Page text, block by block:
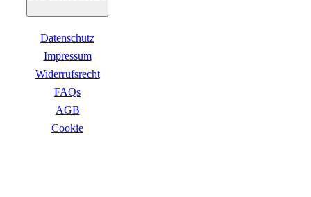
Datenschutz
Impressum
Widerrufsrecht
FAQs
AGB
Сookie